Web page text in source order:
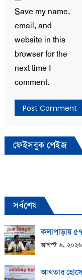
Save my name,
email, and
website in this
browser for the
next time I
comment.
ফেইসবুক পেইজ
সর্বশেষ
কলাপাড়ায়
আগস্ট ৬, ২০২৬
আখতার